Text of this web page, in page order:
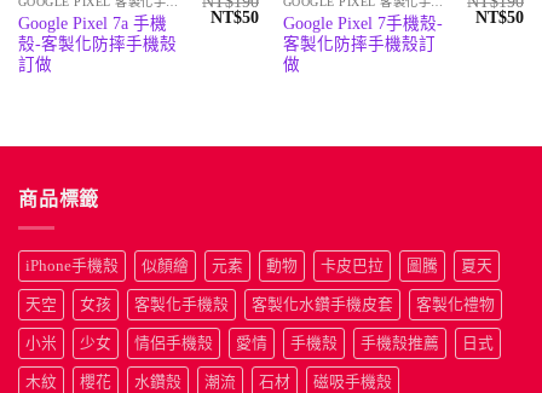
Google Pixel 7a 手機
殼-客製化防摔手機殼
訂做
原
NT$50目
格：
Google Pixel 7手機殼-
客製化防摔手機殼訂
做
原
NT$50目
商品標籤
iPhone手機殼 似顏繪 元素 動物 卡皮巴拉 圖騰 夏天
天空 女孩 客製化手機殼 客製化水鑽手機皮套 客製化禮物
小米 少女 情侶手機殼 愛情 手機殼 手機殼推薦 日式
木紋 櫻花 水鑽殼 潮流 石材 磁吸手機殼